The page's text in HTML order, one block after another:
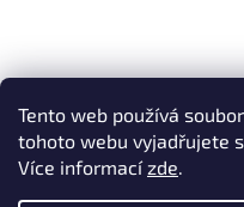
Tento web používá
tohoto webu vyjadřujete
Více informacízde.